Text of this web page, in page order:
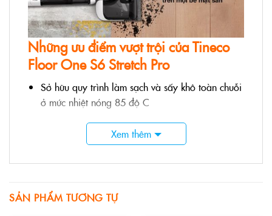
Những ưu điểm vượt trội củaTineco
Floor One S6 Stretch Pro
Sở hữu quy trình làm sạch và sấy khô toàn chuỗi
ở mức nhiệt nóng 85 độ C
Lực hút của máy lên đến 18.000Pa, loại bỏ hoàn
toàn các loại bụi bẩn
Dung lượng pin lớn cho thời gian hoạt động lên
Xem thêm
SẢN PHẨM TƯƠNG TỰ